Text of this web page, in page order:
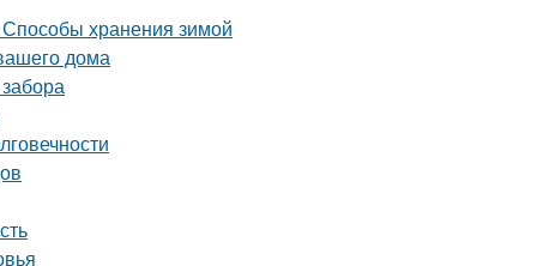
Способы хранения зимой
дома